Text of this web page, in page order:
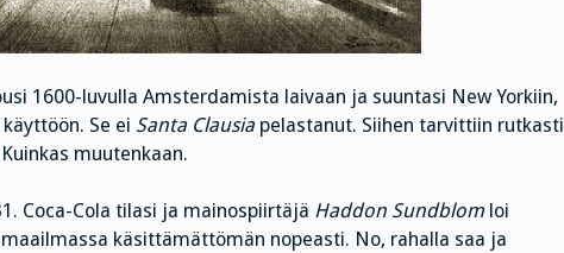
1600-luvulla Amsterdamista laivaan ja suuntasi New Yorkiin,
Se ei Santa Clausiapelastanut. Siihen tarvittiin rutkasti
muutenkaan.
Coca-Cola tilasi ja mainospiirtäjä Haddon Sundblomloi
käsittämättömän nopeasti. No, rahalla saa ja